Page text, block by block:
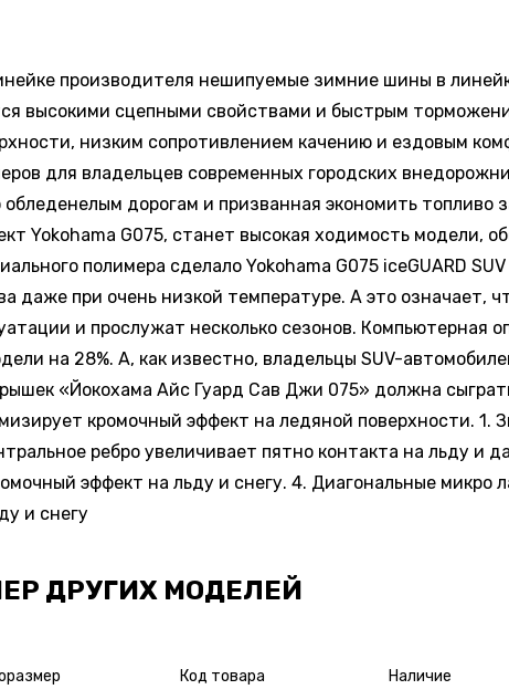
производителя нешипуемые зимние шины в
высокими сцепными свойствами и быстрым
низким сопротивлением качению и ездовым
для владельцев современных городских
дорогам и призванная экономить
Yokohama G075, станет высокая ходимость модели,
полимера сделало Yokohama G075 iceGUARD
даже при очень низкой температуре. А это означает,
и прослужат несколько сезонов. Компьютерная
на 28%. А, как известно, владельцы SUV-
«Йокохама Айс Гуард Сав Джи 075» должна
кромочный эффект на ледяной поверхности. 1.
ребро увеличивает пятно контакта на льду и
эффект на льду и снегу. 4. Диагональные
и снегу
ДРУГИХ МОДЕЛЕЙ
Код товара Наличие